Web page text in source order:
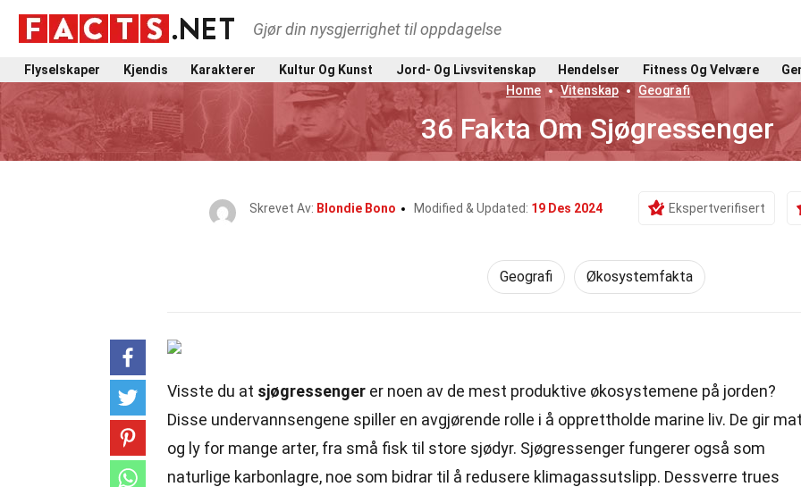
Gjør din nysgjerrighet til oppdagelse
Flyselskaper Kjendis Karakterer Kultur Og Kunst Jord- Og Livsvitenskap Hendelser Fitness Og Velvære
Home
Vitenskap Geografi
36 Fakta Om Sjøgressenger
Skrevet Av: Blondie Bono Modified & Updated: 19 Des 2024 Ekspertverifisert
Geografi Økosystemfakta
Visste du at sjøgressenger er noen av de mest produktive økosystemene på jorden?
Disse undervannsengene spiller en avgjørende rolle i å opprettholde marine liv. De gir
og ly for mange arter, fra små fisk til store sjødyr. Sjøgressenger fungerer også som
naturlige karbonlagre, noe som bidrar til å redusere klimagassutslipp. Dessverre trues